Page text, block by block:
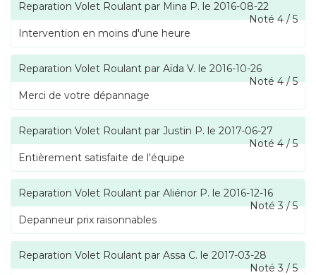
Reparation Volet Roulant par Mina P. le 2016-08-22
Noté4/5
Intervention en moins d'une heure
Reparation Volet Roulant par Aïda V. le 2016-10-26
Noté4/5
Merci de votre dépannage
Reparation Volet Roulant par Justin P. le 2017-06-27
Noté4/5
Entièrement satisfaite de l'équipe
Reparation Volet Roulant par Aliénor P. le 2016-12-16
Noté3/5
Depanneur prix raisonnables
Reparation Volet Roulant par Assa C. le 2017-03-28
Noté3/5